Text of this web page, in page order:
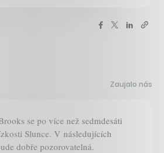
Zaujalo nás
se po více než sedmdesáti
Slunce. V následujících
dobře pozorovatelná.